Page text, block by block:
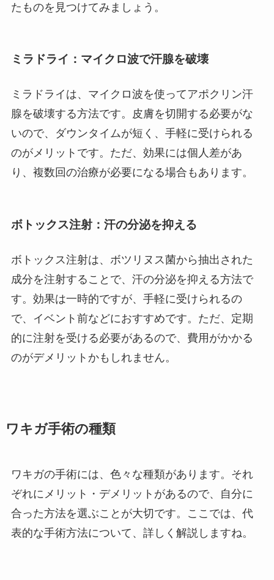
たものを見つけてみましょう。
ミラドライ：マイクロ波で汗腺を破壊
ミラドライは、マイクロ波を使ってアポクリン汗
腺を破壊する方法です。皮膚を切開する必要がな
いので、ダウンタイムが短く、手軽に受けられる
のがメリットです。ただ、効果には個人差があ
り、複数回の治療が必要になる場合もあります。
ボトックス注射：汗の分泌を抑える
ボトックス注射は、ボツリヌス菌から抽出された
成分を注射することで、汗の分泌を抑える方法で
す。効果は一時的ですが、手軽に受けられるの
で、イベント前などにおすすめです。ただ、定期
的に注射を受ける必要があるので、費用がかかる
のがデメリットかもしれません。
ワキガ手術の種類
ワキガの手術には、色々な種類があります。それ
ぞれにメリット・デメリットがあるので、自分に
合った方法を選ぶことが大切です。ここでは、代
表的な手術方法について、詳しく解説しますね。